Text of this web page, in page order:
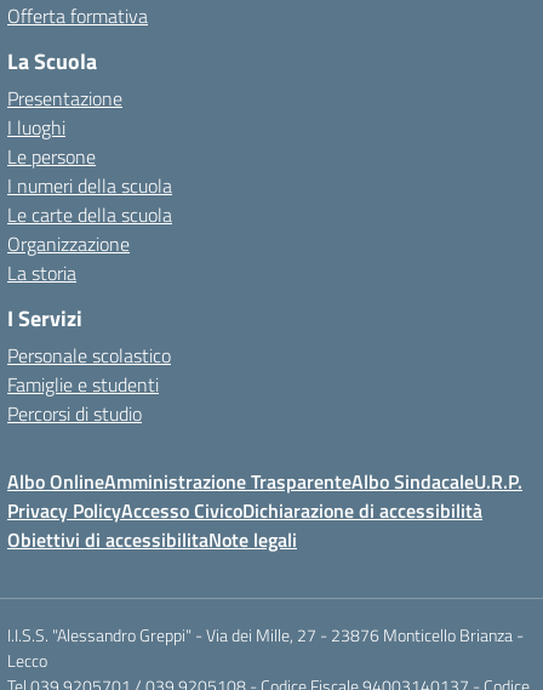
Offerta formativa
La Scuola
Presentazione
I luoghi
Le persone
I numeri della scuola
Le carte della scuola
Organizzazione
La storia
I Servizi
Personale scolastico
Famiglie e studenti
Percorsi di studio
Albo OnlineAmministrazione TrasparenteAlbo SindacaleU.R.P.
Privacy PolicyAccesso CivicoDichiarazione di accessibilità
Obiettivi di accessibilitaNote legali
I.I.S.S. "Alessandro Greppi" - Via dei Mille, 27 - 23876 Monticello Brianza -
Lecco